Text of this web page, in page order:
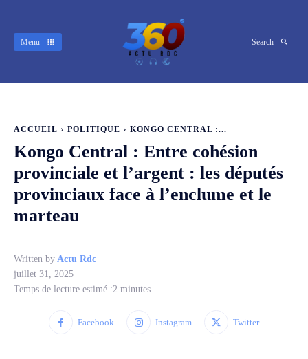
Menu Search
ACCUEIL POLITIQUE KONGO CENTRAL :...
Kongo Central : Entre cohésion
provinciale et l’argent : les députés
provinciaux face à l’enclume et le
marteau
Written by Actu Rdc
juillet 31, 2025
Temps de lecture estimé :2 minutes
Facebook Instagram Twitter